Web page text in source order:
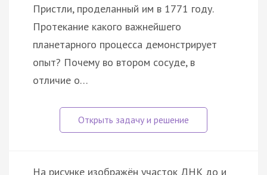
Пристли, проделанный им в 1771 году.
Протекание какого важнейшего
планетарного процесса демонстрирует
опыт? Почему во втором сосуде, в
отличие о…
На рисунке изображён участок ДНК до и